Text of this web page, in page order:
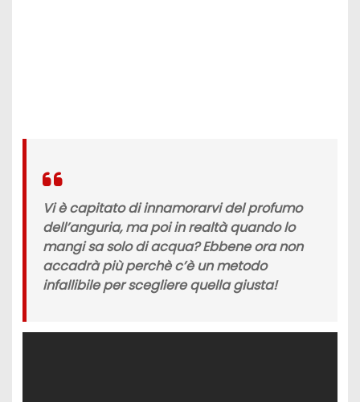
Vi è capitato di innamorarvi del profumo
dell’anguria, ma poi in realtà quando lo
mangi sa solo di acqua? Ebbene ora non
accadrà più perchè c’è un metodo
infallibile per scegliere quella giusta!